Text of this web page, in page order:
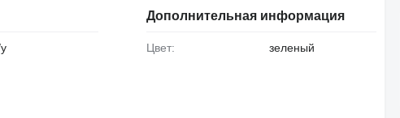
Дополнительная информация
Цвет: зеленый